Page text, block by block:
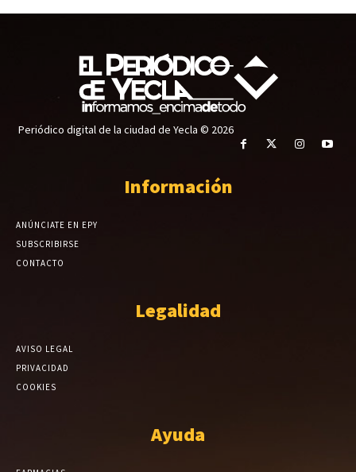
Periódico digital de la ciudad de Yecla © 2026
Información
ANÚNCIATE EN EPY
SUBSCRIBIRSE
CONTACTO
Legalidad
AVISO LEGAL
PRIVACIDAD
COOKIES
Ayuda